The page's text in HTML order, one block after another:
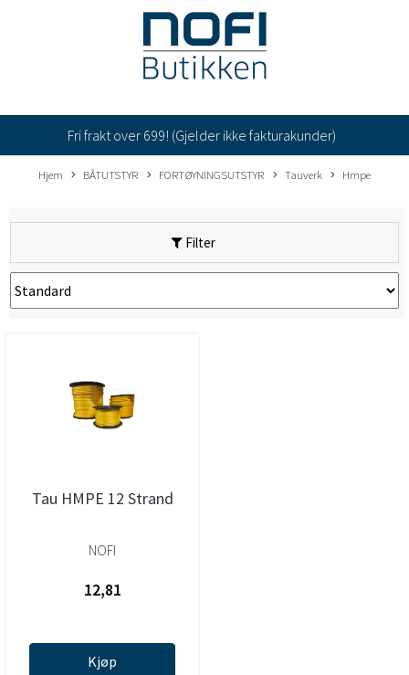
Fri frakt over 699! (Gjelder ikke fakturakunder)
Hjem BÅTUTSTYR FORTØYNINGSUTSTYR Tauverk Hmpe
Filter
Tau HMPE 12 Strand
NOFI
12,81
Kjøp